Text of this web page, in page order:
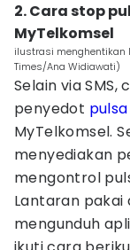
2. Cara stop
MyTelkomsel
ilustrasi menghentikan
Times/Ana Widiawati)
Selain via
penyedot pulsa
MyTelkomsel.
menyediakan
mengontrol
Lantaran pakai
mengunduh